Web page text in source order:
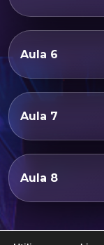
Aula 6
Aula 7
Aula 8